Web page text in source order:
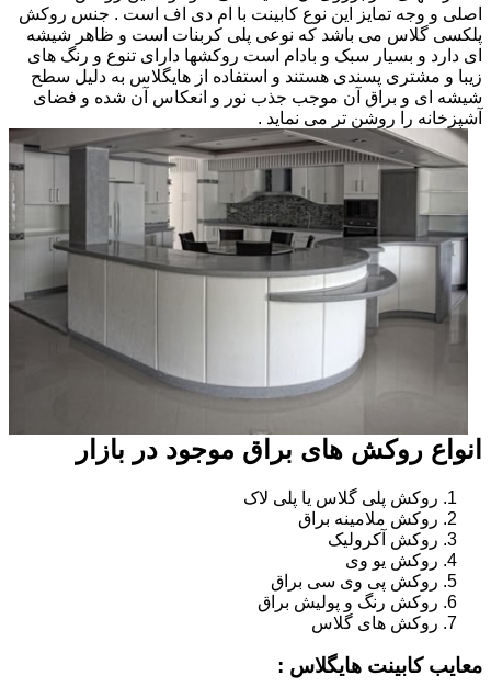
اصلی و وجه تمایز این نوع کابینت با ام دی اف است . جنس روکش
پلکسی گلاس می باشد که نوعی پلی کربنات است و ظاهر شیشه
ای دارد و بسیار سبک و بادام است روکشها دارای تنوع و رنگ های
زیبا و مشتری پسندی هستند و استفاده از هایگلاس به دلیل سطح
شیشه ای و براق آن موجب جذب نور و انعکاس آن شده و فضای
آشپزخانه را روشن تر می نماید .
انواع روکش های براق موجود در بازار
روکش پلی گلاس یا پلی لاک
روکش ملامینه براق
روکش آکرولیک
روکش یو وی
روکش پی وی سی براق
روکش رنگ و پولیش براق
روکش های گلاس
معایب کابینت هایگلاس :